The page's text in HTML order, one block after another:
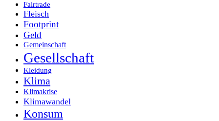
Fairtrade
Fleisch
Footprint
Geld
Gemeinschaft
Gesellschaft
Kleidung
Klima
Klimakrise
Klimawandel
Konsum